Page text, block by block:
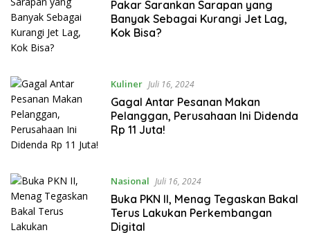
Pakar Sarankan Sarapan yang
Banyak Sebagai Kurangi Jet Lag,
Kok Bisa?
Kuliner Juli 16, 2024
Gagal Antar Pesanan Makan
Pelanggan, Perusahaan Ini Didenda
Rp 11 Juta!
Nasional Juli 16, 2024
Buka PKN II, Menag Tegaskan Bakal
Terus Lakukan Perkembangan
Digital